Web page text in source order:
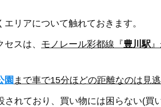
リアについて触れておきます。
セスは、 モノレール彩都線『豊川駅
園 まで車で15分ほどの距離なのは見
されており、買い物には困らない(買